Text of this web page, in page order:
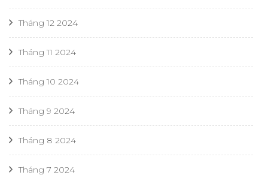
Tháng 12 2024
Tháng 11 2024
Tháng 10 2024
Tháng 9 2024
Tháng 8 2024
Tháng 7 2024